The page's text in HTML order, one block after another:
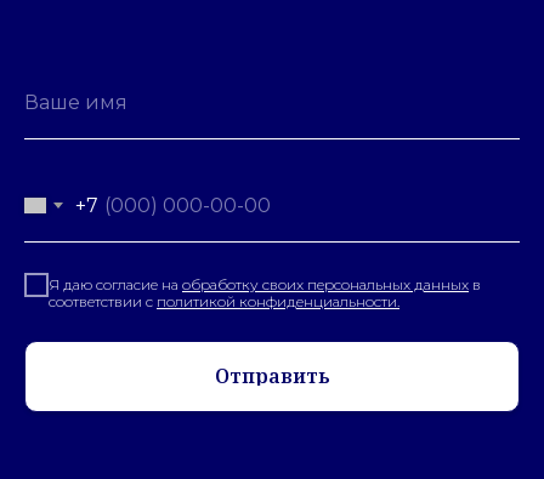
+7
Я даю согласие на обработку своих персональных данных в
соответствии с политикой конфиденциальности.
Отправить